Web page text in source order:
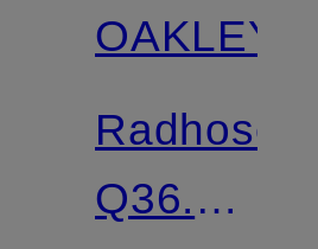
Limitiert
OAKLEY
Radhose
Q36.5